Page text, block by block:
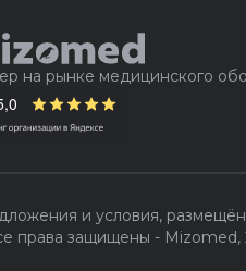
на рынке медицинского
и условия,
права защищены - Mizomed,